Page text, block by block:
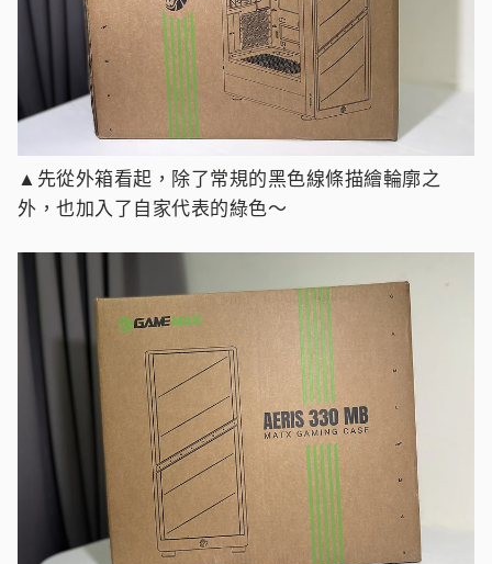
▲先從外箱看起，除了常規的黑色線條描繪輪廓之
外，也加入了自家代表的綠色～